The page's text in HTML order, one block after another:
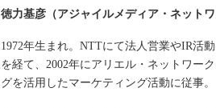
徳力基彦（アジャイルメディア・ネット
1972年生まれ。NTTにて法人営業やIR活
を経て、2002年にアリエル・ネットワー
グを活用したマーケティング活動に従事。